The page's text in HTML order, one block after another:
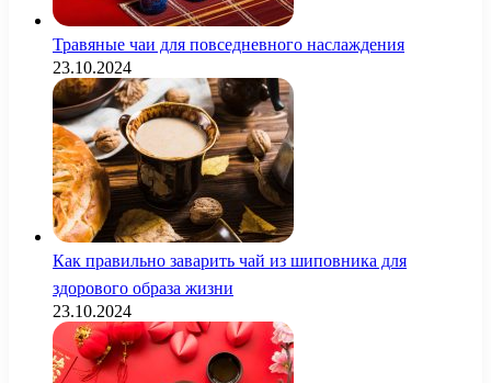
Травяные чаи для повседневного наслаждения
23.10.2024
Как правильно заварить чай из шиповника для
здорового образа жизни
23.10.2024